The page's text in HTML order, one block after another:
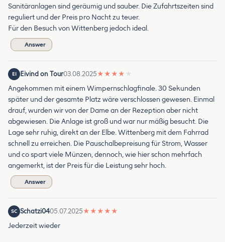
Sanitäranlagen sind geräumig und sauber. Die Zufahrtszeiten sind
reguliert und der Preis pro Nacht zu teuer.
Für den Besuch von Wittenberg jedoch ideal.
Answer
EI Eivind on Tour03.08.2025★ ★ ★ ★ ★
Angekommen mit einem Wimpernschlagfinale. 30 Sekunden
später und der gesamte Platz wäre verschlossen gewesen. Einmal
drauf, wurden wir von der Dame an der Rezeption aber nicht
abgewiesen. Die Anlage ist groß und war nur mäßig besucht. Die
Lage sehr ruhig, direkt an der Elbe. Wittenberg mit dem Fahrrad
schnell zu erreichen. Die Pauschalbepreisung für Strom, Wasser
und co spart viele Münzen, dennoch, wie hier schon mehrfach
angemerkt, ist der Preis für die Leistung sehr hoch.
Answer
SC Schatzi0405.07.2025★ ★ ★ ★ ★
Jederzeit wieder